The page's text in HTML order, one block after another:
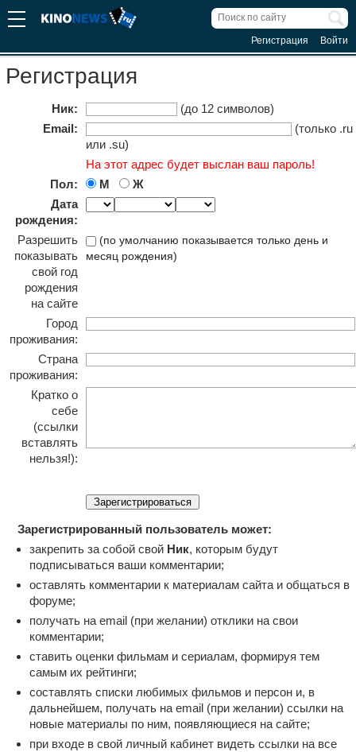
Регистрация Войти
Регистрация
Ник:
(до 12 символов)
Email:
(только .ru
или .su)
На этот адрес будет выслан ваш пароль!
Пол:
М
Ж
Дата
рождения:
Разрешить
показывать
свой год
рождения
на сайте
(по умолчанию показывается только день и
месяц рождения)
Город
проживания:
Страна
проживания:
Кратко о
себе
(ссылки
вставлять
нельзя!):
Зарегистрированный пользователь может:
закрепить за собой свой Ник, которым будут
подписываться ваши комментарии;
оставлять комментарии к материалам сайта и общаться в
форуме;
получать на email (при желании) отклики на свои
комментарии;
ставить оценки фильмам и сериалам, формируя тем
самым их рейтинги;
составлять списки любимых фильмов и персон и, в
дальнейшем, получать на email (при желании) ссылки на
новые материалы по ним, появляющиеся на сайте;
при входе в свой личный кабинет видеть ссылки на все